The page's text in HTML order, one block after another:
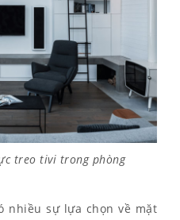
treo tivi trong phòng
nhiều sự lựa chọn về mặt